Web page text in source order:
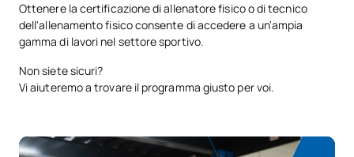
Ottenere la certificazione di allenatore fisico o di tecnico
dell'allenamento fisico consente di accedere a un'ampia
gamma di lavori nel settore sportivo.
Non siete sicuri?
Vi aiuteremo a trovare il programma giusto per voi.